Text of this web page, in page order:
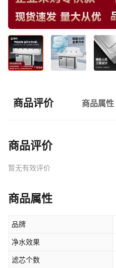
商品评价 商品属性
商品评价
暂无有效评价
商品属性
品牌
净水效果
滤芯个数